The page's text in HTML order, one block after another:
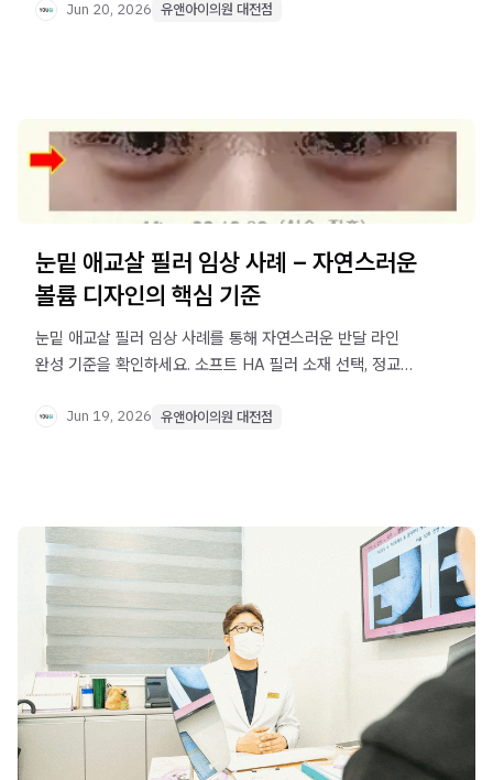
Jun 20, 2026 유앤아이의원 대전점
눈밑 애교살 필러 임상 사례 – 자연스러운
볼륨 디자인의 핵심 기준
눈밑 애교살 필러 임상 사례를 통해 자연스러운 반달 라인
완성 기준을 확인하세요. 소프트 HA 필러 소재 선택, 정교한
원칙을 안내합니다.
Jun 19, 2026 유앤아이의원 대전점